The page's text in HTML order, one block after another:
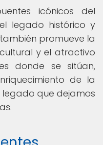
icónicos del
legado histórico y
promueve la
y el atractivo
donde se sitúan,
de la
que dejamos